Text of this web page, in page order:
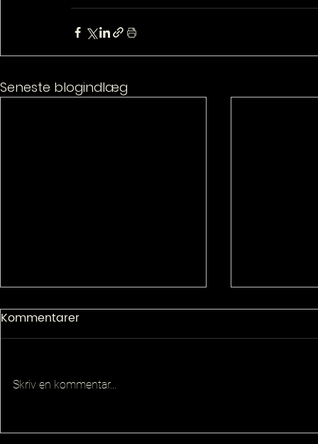
Seneste blogindlæg
Principal QA Platforms
Kommentarer
Skriv en kommentar...